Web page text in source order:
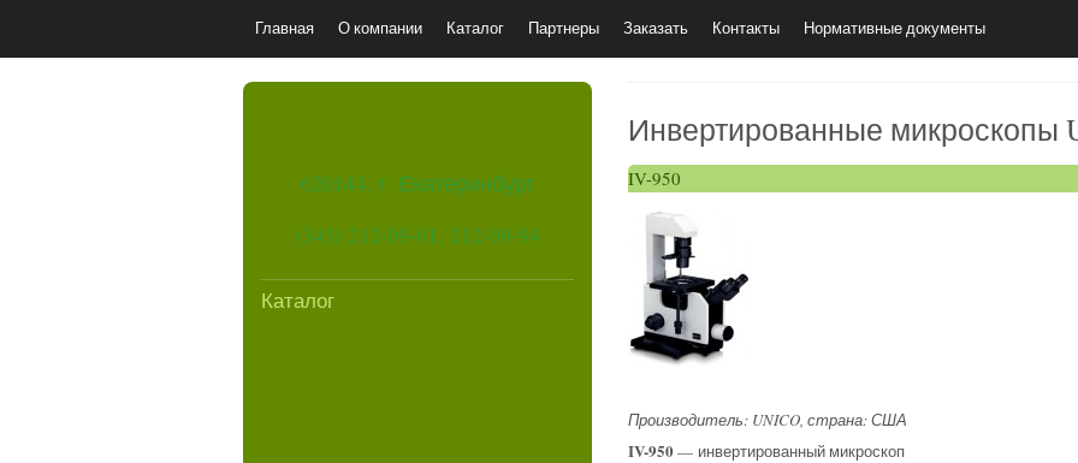
Главная О компании Каталог Партнеры Заказать Контакты Нормативные документы
620144, г. Екатеринбург
(343) 212-09-61, 212-09-94
Каталог
Инвертированные
IV-950
Производитель: UNICO, страна: США
IV-950— инвертированный микроскоп